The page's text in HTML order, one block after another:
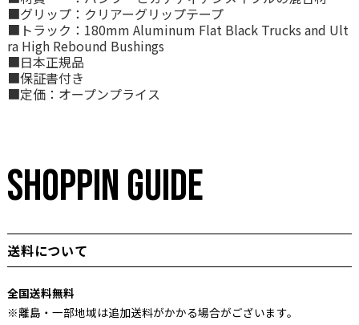
■グリップ：クリアーグリップテープ
■トラック：180mm Aluminum Flat Black Trucks and Ult
ra High Rebound Bushings
■日本正規品
■保証書付き
■定価：オープンプライス
SHOPPIN GUIDE
送料について
全国送料無料
※離島・一部地域は追加送料がかかる場合がございます。